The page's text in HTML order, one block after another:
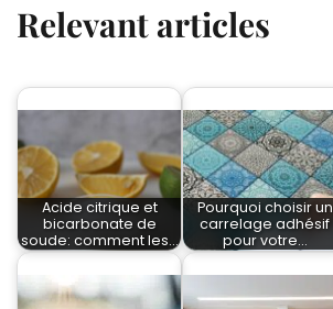
Relevant articles
Acide citrique et
bicarbonate de
soude: comment les…
Pourquoi choisir un
carrelage adhésif
pour votre…